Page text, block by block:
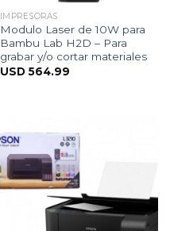
IMPRESORAS
Modulo Laser de 10W para
Bambu Lab H2D – Para
grabar y/o cortar materiales
USD564.99